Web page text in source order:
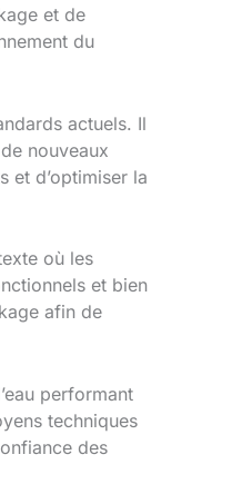
et de
du
actuels. Il
nouveaux
et d’optimiser la
où les
et bien
afin de
performant
techniques
des